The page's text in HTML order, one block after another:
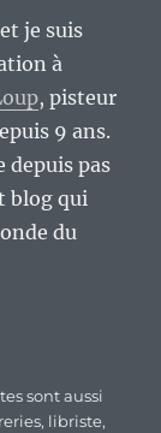
je suis
à
, pisteur
9 ans.
depuis pas
blog qui
du
sont aussi
, libriste,